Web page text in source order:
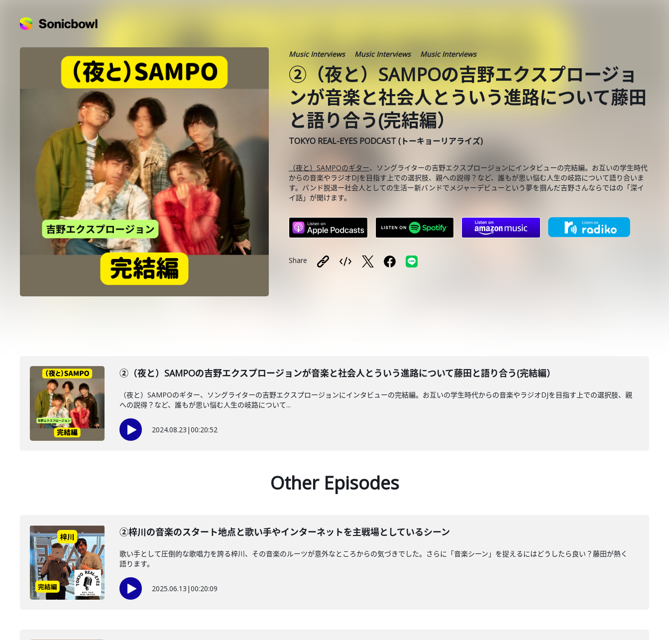
Music Interviews Music Interviews Music Interviews
②（夜と）SAMPOの吉野エクスプロージョ
ンが音楽と社会人とういう進路について藤田
と語り合う(完結編）
TOKYO REAL-EYES PODCAST (トーキョーリアライズ)
（夜と）SAMPOのギター、ソングライターの吉野エクスプロージョンにインタビューの完結編。お互いの学生時代
からの音楽やラジオDJを目指す上での選択肢、親への説得？など、誰もが思い悩む人生の岐路について語り合いま
す。バンド脱退ー社会人としての生活ー新バンドでメジャーデビューという夢を掴んだ吉野さんならではの「深イ
イ話」が聞けます。
Share
②（夜と）SAMPOの吉野エクスプロージョンが音楽と社会人とういう進路について藤田と語り合う(完結編）
（夜と）SAMPOのギター、ソングライターの吉野エクスプロージョンにインタビューの完結編。お互いの学生時代からの音楽やラジオDJを目指す上での選択肢、親
への説得？など、誰もが思い悩む人生の岐路について...
2024.08.23 |00:20:52
Other Episodes
②梓川の音楽のスタート地点と歌い手やインターネットを主戦場としているシーン
歌い手として圧倒的な歌唱力を誇る梓川、その音楽のルーツが意外なところからの気づきでした。さらに「音楽シーン」を捉えるにはどうしたら良い？藤田が熱く
語ります。
2025.06.13 |00:20:09